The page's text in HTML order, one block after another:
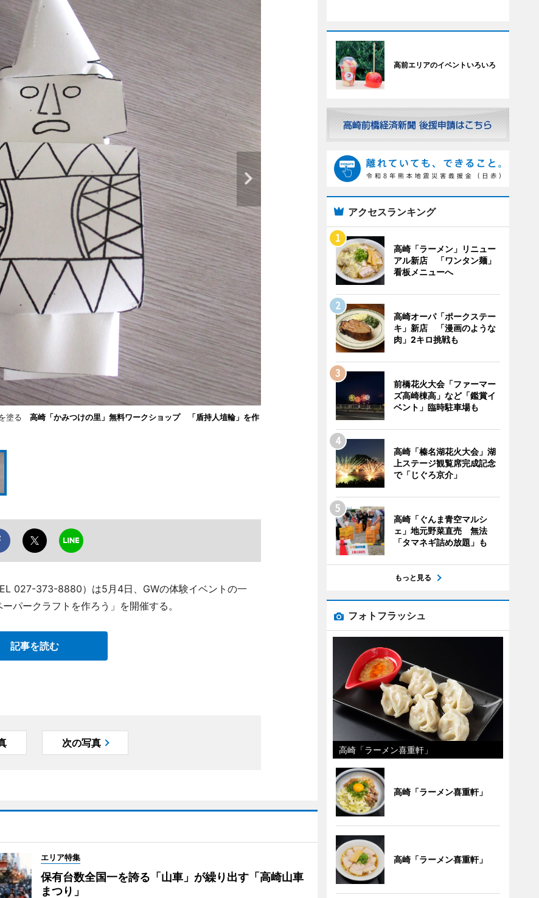
塗る 高崎「かみつけの里」無料ワークショップ 「盾持人埴輪」を作
027-373-8880）は5月4日、GWの体験イベントの一
パークラフトを作ろう」を開催する。
記事を読む
次の写真
エリア特集
保有台数全国一を誇る「山車」が繰り出す「高崎山車
まつり」
高前エリアのイベントいろいろ
アクセスランキング
高崎「ラーメン」リニュー
アル新店 「ワンタン麺」
看板メニューへ
高崎オーパ「ポークステー
キ」新店 「漫画のような
肉」2キロ挑戦も
前橋花火大会「ファーマー
ズ高崎棟高」など「鑑賞イ
ベント」臨時駐車場も
高崎「榛名湖花火大会」湖
上ステージ観覧席完成記念
で「じぐろ京介」
高崎「ぐんま青空マルシ
ェ」地元野菜直売 無法
「タマネギ詰め放題」も
もっと見る
フォトフラッシュ
高崎「ラーメン喜重軒」
高崎「ラーメン喜重軒」
高崎「ラーメン喜重軒」